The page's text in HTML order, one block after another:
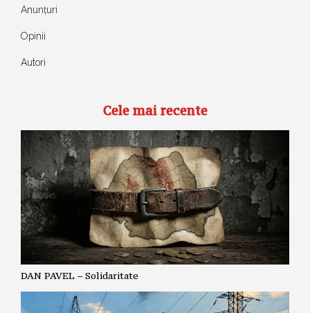
Anunțuri
Opinii
Autori
Cele mai recente
DAN PAVEL – Solidaritate